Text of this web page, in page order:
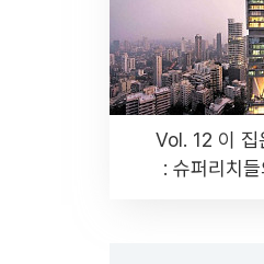
Vol. 12 이 집
: 슈퍼리치